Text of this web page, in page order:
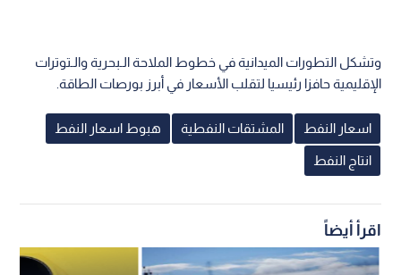
وتشكل التطورات الميدانية في خطوط الملاحة الـبحرية والـتوترات
الإقليمية حافزا رئيسيا لتقلب الأسعار في أبرز بورصات الطاقة.
اسعار النفط المشتقات النفطية هبوط اسعار النفط
انتاج النفط
اقرأ أيضاً